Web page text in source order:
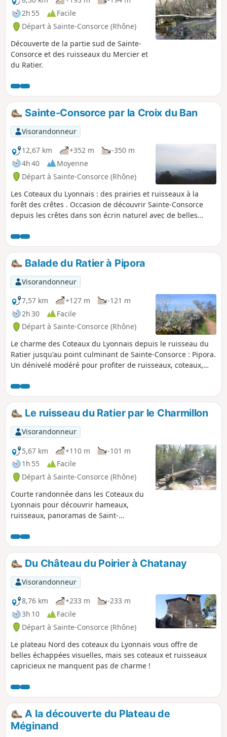
2h 55
Facile
Départ à Sainte-Consorce (Rhône)
Découverte de la partie sud de Sainte-
Consorce et des ruisseaux du Mercier et
du Ratier.
Sainte-Consorce par la Croix du Ban
Visorandonneur
12,67 km
+352 m
-350 m
4h 40
Moyenne
Départ à Sainte-Consorce (Rhône)
Les Coteaux du Lyonnais : des prairies et ruisseaux à la
forêt des crêtes . Occasion de découvrir Sainte-Consorce
depuis les crêtes dans son écrin naturel avec de belles
etc... Circuit proposé par la commune de Sainte-Consorce.
Balade du Ratier à Pipora
Visorandonneur
7,57 km
+127 m
-121 m
2h 30
Facile
Départ à Sainte-Consorce (Rhône)
Le charme des Coteaux du Lyonnais depuis le ruisseau du
Ratier jusqu'au point culminant de Sainte-Consorce : Pipora.
Un dénivelé modéré pour profiter de ruisseaux, coteaux,
Alpes et le Mont Blanc. Circuit proposé par la commune de
Sainte-Consorce.
Le ruisseau du Ratier par le Charmillon
Visorandonneur
5,67 km
+110 m
-101 m
1h 55
Facile
Départ à Sainte-Consorce (Rhône)
Courte randonnée dans les Coteaux du
Lyonnais pour découvrir hameaux,
ruisseaux, panoramas de Saint-
Du Château du Poirier à Chatanay
Visorandonneur
8,76 km
+233 m
-233 m
3h 10
Facile
Départ à Sainte-Consorce (Rhône)
Le plateau Nord des coteaux du Lyonnais vous offre de
belles échappées visuelles, mais ses coteaux et ruisseaux
capricieux ne manquent pas de charme !
A la découverte du Plateau de
Méginand